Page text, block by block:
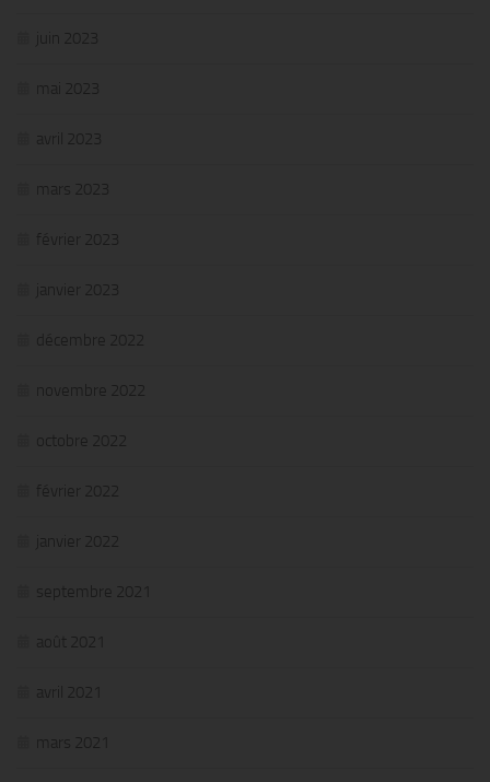
juin 2023
mai 2023
avril 2023
mars 2023
février 2023
janvier 2023
décembre 2022
novembre 2022
octobre 2022
février 2022
janvier 2022
septembre 2021
août 2021
avril 2021
mars 2021